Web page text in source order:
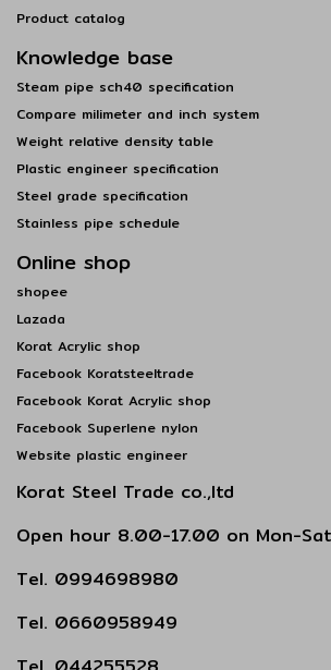
Product catalog
Knowledge base
Steam pipe sch40 specification
Compare milimeter and inch system
Weight relative density table
Plastic engineer specification
Steel grade specification
Stainless pipe schedule
Online shop
shopee
Lazada
Korat Acrylic shop
Facebook Koratsteeltrade
Facebook Korat Acrylic shop
Facebook Superlene nylon
Website plastic engineer
Korat Steel Trade co.,ltd
Open hour 8.00-17.00 on Mon-Sat
Tel. 0994698980
Tel. 0660958949